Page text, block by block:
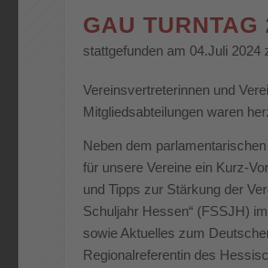
GAU TURNTAG
stattgefunden am 04.Juli
Vereinsvertreterinnen und
Mitgliedsabteilungen waren
Neben dem
für unsere Vereine ein Kurz-
und Tipps zur Stärkung der
Schuljahr Hessen“ (FSSJH)
sowie Aktuelles zum
Regionalreferentin des